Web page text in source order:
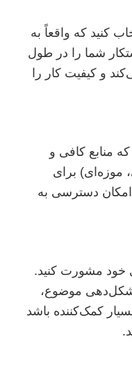
که واقعاً به
شما را در طول
کیفیت کار را
کافی و
برای
دسترسی به
مشورت کنید.
موضوع،
کمک‌کننده باشد